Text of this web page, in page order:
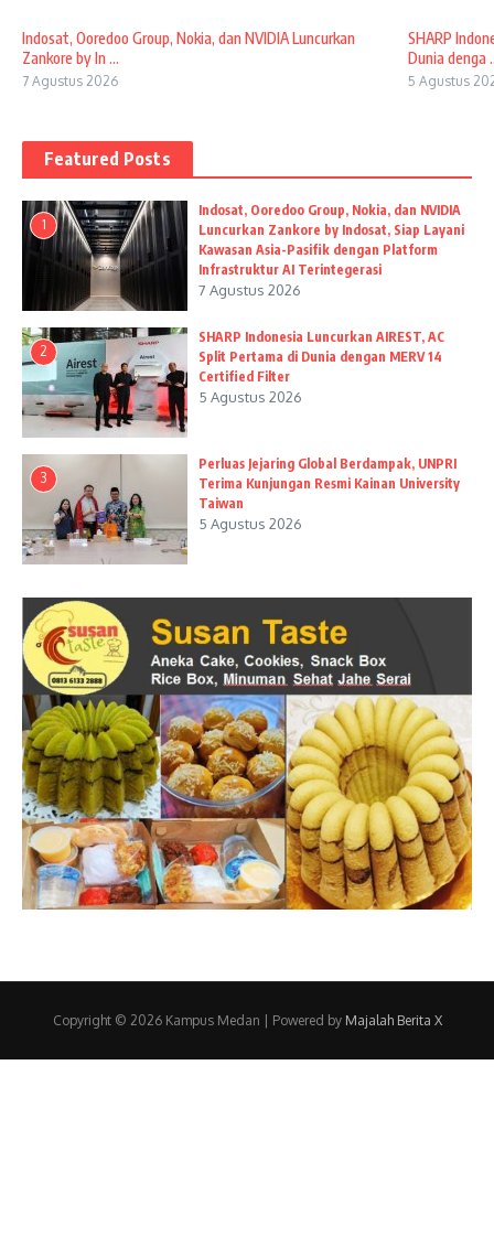
Indosat, Ooredoo Group, Nokia, dan NVIDIA Luncurkan
Zankore by In ...
7 Agustus 2026
SHARP
Dunia denga
5 Agustus
Featured Posts
1
Indosat, Ooredoo Group, Nokia, dan NVIDIA
Luncurkan Zankore by Indosat, Siap Layani
Kawasan Asia-Pasifik dengan Platform
Infrastruktur AI Terintegerasi
7 Agustus 2026
2
SHARP Indonesia Luncurkan AIREST, AC
Split Pertama di Dunia dengan MERV 14
Certified Filter
5 Agustus 2026
3
Perluas Jejaring Global Berdampak, UNPRI
Terima Kunjungan Resmi Kainan University
Taiwan
5 Agustus 2026
Copyright © 2026 Kampus Medan | Powered by Majalah Berita X